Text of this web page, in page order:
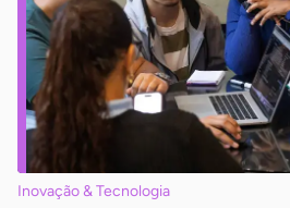
Inovação & Tecnologia